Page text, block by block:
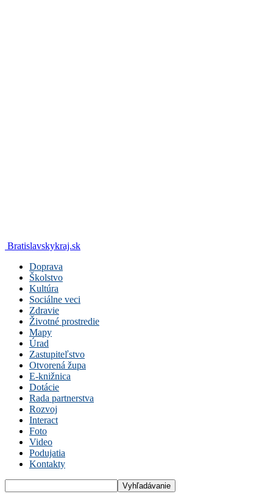
Bratislavskykraj.sk
Doprava
Školstvo
Kultúra
Sociálne veci
Zdravie
Životné prostredie
Mapy
Úrad
Zastupiteľstvo
Otvorená župa
E-knižnica
Dotácie
Rada partnerstva
Rozvoj
Interact
Foto
Video
Podujatia
Kontakty